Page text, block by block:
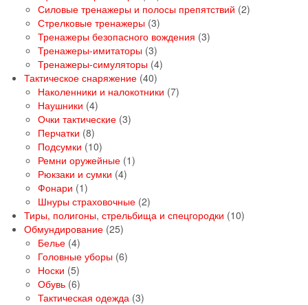
товаров
Силовые тренажеры и полосы препятствий 22
Стрелковые тренажеры 33
товара
Тренажеры безопасного вождения 33
Тренажеры-имитаторы 33
товара
Тренажеры-симуляторы 44
Тактическое снаряжение 4040
товаров
Наколенники и налокотники 77
Наушники 44
товара
Очки тактические 33
Перчатки 88
товаров
Подсумки 1010
товаров
Ремни оружейные 11
Рюкзаки и сумки 44
Фонари 11
товар
Шнуры страховочные 22
товара
Тиры, полигоны, стрельбища и спецгородки 1010
Обмундирование 2525
Белье 44
товара
Головные уборы 66
Носки 55
товаров
Обувь 66
товаров
Тактическая одежда 33